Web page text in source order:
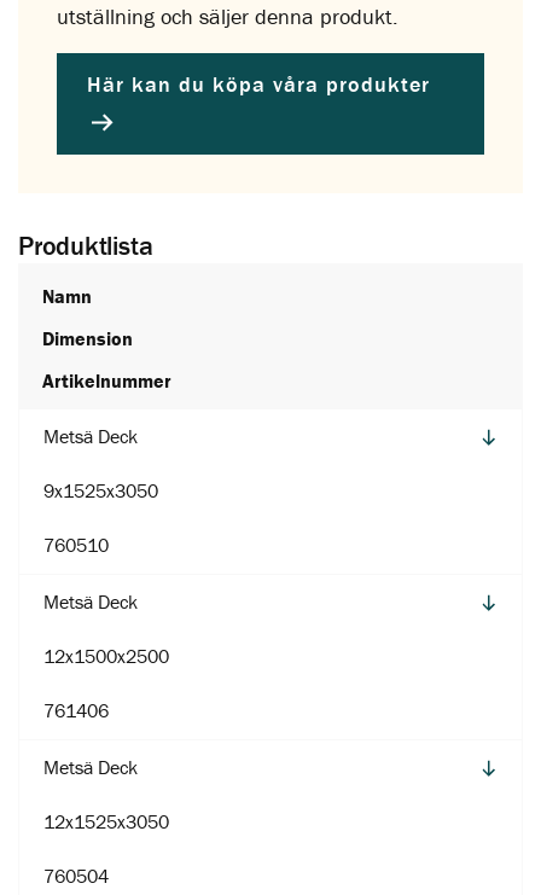
utställning och säljer denna produkt.
Här kan du köpa våra produkter
Produktlista
Namn
Dimension
Artikelnummer
Metsä Deck
9x1525x3050
760510
Metsä Deck
12x1500x2500
761406
Metsä Deck
12x1525x3050
760504